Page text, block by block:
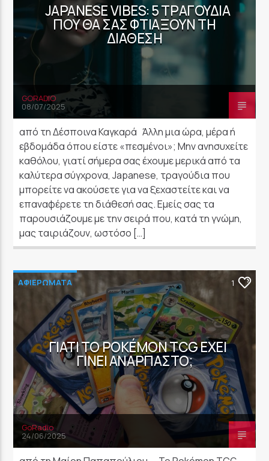
JAPANESE VIBES: 5 ΤΡΑΓΟΎΔΙΑ
ΠΟΥ ΘΑ ΣΑΣ ΦΤΙΆΞΟΥΝ ΤΗ
ΔΙΆΘΕΣΗ
GORADIO
08/07/2025
από τη Δέσποινα Καγκαρά Άλλη μια ώρα, μέρα ή
εβδομάδα όπου είστε «πεσμένοι»; Μην ανησυχείτε
καθόλου, γιατί σήμερα σας έχουμε μερικά από τα
καλύτερα σύγχρονα, Japanese, τραγούδια που
μπορείτε να ακούσετε για να ξεχαστείτε και να
επαναφέρετε τη διάθεσή σας. Eμείς σας τα
παρουσιάζουμε με την σειρά που, κατά τη γνώμη,
μας ταιριάζουν, ωστόσο […]
ΑΦΙΕΡΩΜΑΤΑ 1
ΓΙΑΤΊ ΤΟ POKÉMON TCG ΈΧΕΙ
ΓΊΝΕΙ ΑΝΆΡΠΑΣΤΟ;
GoRadio
24/06/2025